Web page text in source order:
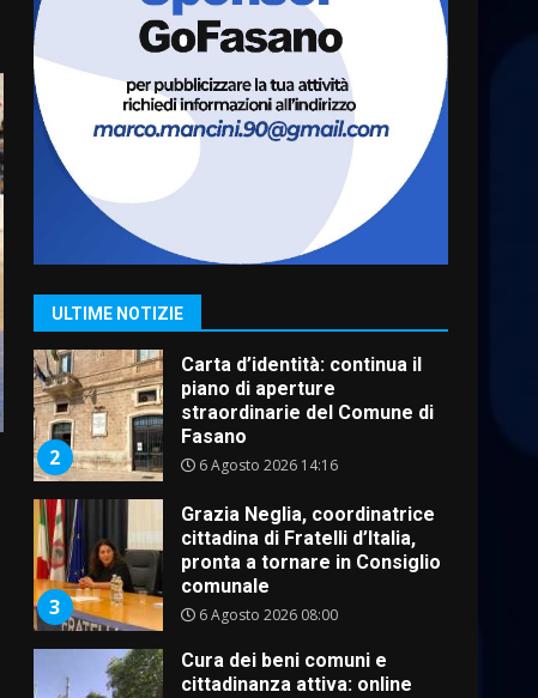
ULTIME NOTIZIE
7
Truffatori in azione nelle
frazioni fasanesi
5 Agosto 2026 11:03
Fasanese ferito a colpi di
arma da fuoco
6 Agosto 2026 18:13
2
piano di aperture
straordinarie del Comune di
Fasano
6 Agosto 2026 14:16
3
cittadina di Fratelli d’Italia,
pronta a tornare in Consiglio
comunale
6 Agosto 2026 08:00
cittadinanza attiva: online
l’avviso per la gestione